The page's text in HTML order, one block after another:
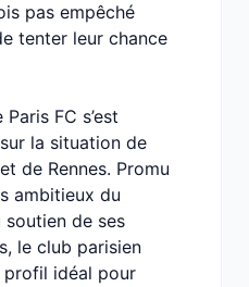
pas empêché
tenter leur chance
Paris FC s’est
la situation de
de Rennes. Promu
ambitieux du
de ses
le club parisien
profil idéal pour